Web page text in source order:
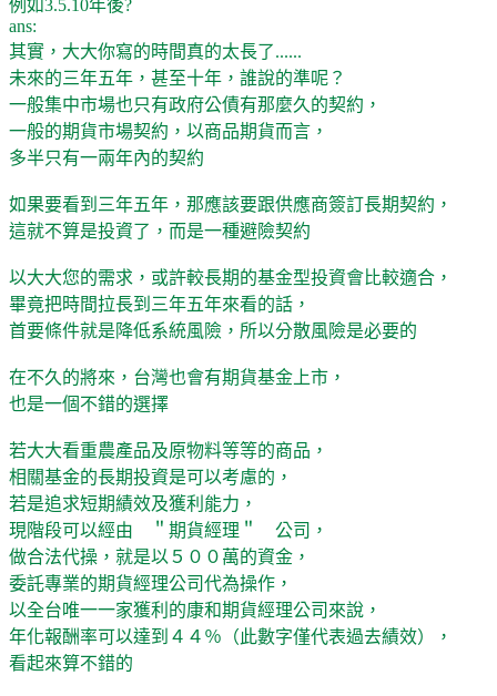
例如3.5.10年後?
ans:
其實，大大你寫的時間真的太長了......
未來的三年五年，甚至十年，誰說的準呢？
一般集中市場也只有政府公債有那麼久的契約，
一般的期貨市場契約，以商品期貨而言，
多半只有一兩年內的契約
如果要看到三年五年，那應該要跟供應商簽訂長期契約，
這就不算是投資了，而是一種避險契約
以大大您的需求，或許較長期的基金型投資會比較適合，
畢竟把時間拉長到三年五年來看的話，
首要條件就是降低系統風險，所以分散風險是必要的
在不久的將來，台灣也會有期貨基金上市，
也是一個不錯的選擇
若大大看重農產品及原物料等等的商品，
相關基金的長期投資是可以考慮的，
若是追求短期績效及獲利能力，
現階段可以經由 ＂期貨經理＂ 公司，
做合法代操，就是以５００萬的資金，
委託專業的期貨經理公司代為操作，
以全台唯一一家獲利的康和期貨經理公司來說，
年化報酬率可以達到４４％（此數字僅代表過去績效），
看起來算不錯的